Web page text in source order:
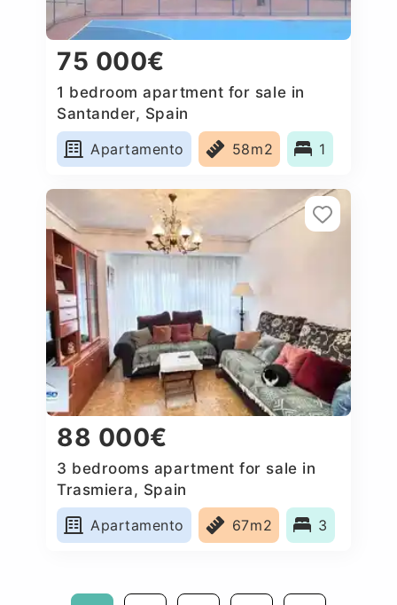
75 000€
1 bedroom apartment for sale in
Santander, Spain
Apartamento
58m2 1
88 000€
3 bedrooms apartment for sale in
Trasmiera, Spain
Apartamento
67m2 3